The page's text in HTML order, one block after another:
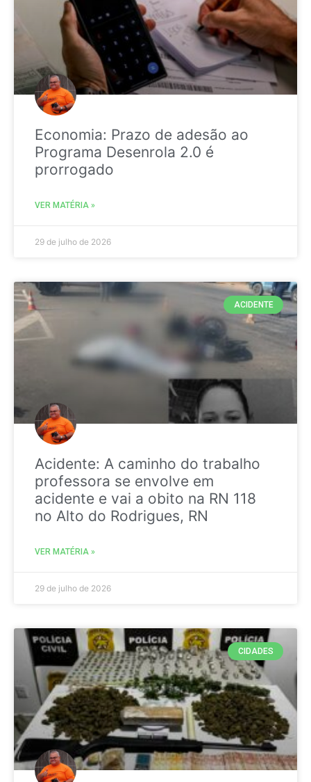
Economia: Prazo de adesão ao
Programa Desenrola 2.0 é
prorrogado
VER MATÉRIA »
29 de julho de 2026
ACIDENTE
Acidente: A caminho do trabalho
professora se envolve em
acidente e vai a obito na RN 118
no Alto do Rodrigues, RN
VER MATÉRIA »
29 de julho de 2026
CIDADES